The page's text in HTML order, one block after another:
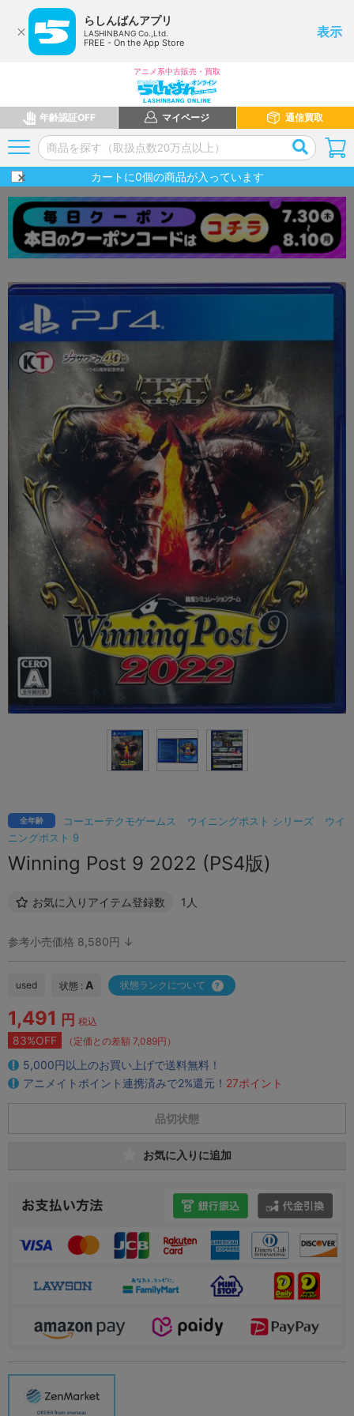
らしんばんアプリ
LASHINBANG Co.,Ltd.
FREE - On the App Store
表示
アニメ系中古販売・買取
年齢認証OFF マイページ 通信買取
カートに0個の商品が入っています
コーエーテクモゲームス ウイニングポスト シリーズ
ウイ
ニングポスト 9
全年齢
Winning Post 9 2022 (PS4版)
お気に入りアイテム登録数 1人
参考小売価格 8,580円 ↓
used 状態 : A 状態ランクについて
1,491 円 税込
83%OFF （定価との差額 7,089円）
5,000円以上のお買い上げで送料無料！
アニメイトポイント連携済みで2%還元！ 27ポイント
品切状態
お気に入りに追加